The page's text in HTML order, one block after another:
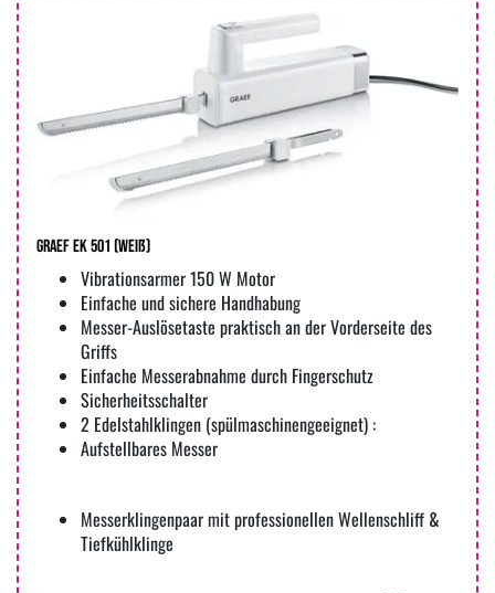
Graef EK 501 (weiß)
Vibrationsarmer 150 W Motor
Einfache und sichere Handhabung
Messer-Auslösetaste praktisch an der Vorderseite des
Griffs
Einfache Messerabnahme durch Fingerschutz
Sicherheitsschalter
2 Edelstahlklingen (spülmaschinengeeignet) :
Aufstellbares Messer
Messerklingenpaar mit professionellen Wellenschliff &
Tiefkühlklinge